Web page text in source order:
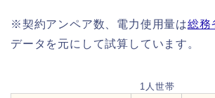
※契約アンペア数、電力使用量は総務
データを元にして試算しています。
1人世帯